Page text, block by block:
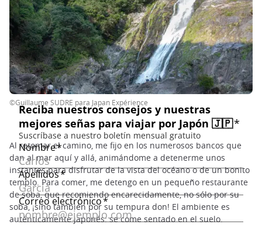
©Guillaume SUDRE para Japan Expérience
Al retomar el camino, me fijo en los numerosos bancos que
dan al mar aquí y allá, animándome a detenerme unos
instantes para disfrutar de la vista del océano o de un bonito
templo. Para comer, me detengo en un pequeño restaurante
de soba, que recomiendo encarecidamente, no sólo por su
soba, ¡sino también por su tempura don! El ambiente es
auténticamente japonés: se come sentado en el suelo.